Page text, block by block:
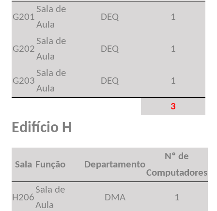
G201
Sala de
Aula
DEQ 1
G202
Sala de
Aula
DEQ 1
G203
Sala de
Aula
DEQ 1
3
Edifício H
Sala Função Departamento
Nº de
Computadores
H206
Sala de
Aula
DMA 1